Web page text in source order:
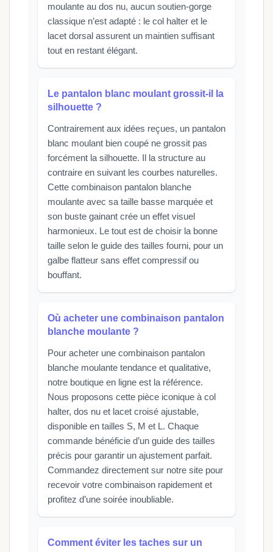
moulante au dos nu, aucun soutien-gorge
classique n’est adapté : le col halter et le
lacet dorsal assurent un maintien suffisant
tout en restant élégant.
Le pantalon blanc moulant grossit-il la
silhouette ?
Contrairement aux idées reçues, un pantalon
blanc moulant bien coupé ne grossit pas
forcément la silhouette. Il la structure au
contraire en suivant les courbes naturelles.
Cette combinaison pantalon blanche
moulante avec sa taille basse marquée et
son buste gainant crée un effet visuel
harmonieux. Le tout est de choisir la bonne
taille selon le guide des tailles fourni, pour un
galbe flatteur sans effet compressif ou
bouffant.
Où acheter une combinaison pantalon
blanche moulante ?
Pour acheter une combinaison pantalon
blanche moulante tendance et qualitative,
notre boutique en ligne est la référence.
Nous proposons cette pièce iconique à col
halter, dos nu et lacet croisé ajustable,
disponible en tailles S, M et L. Chaque
commande bénéficie d’un guide des tailles
précis pour garantir un ajustement parfait.
Commandez directement sur notre site pour
recevoir votre combinaison rapidement et
profitez d’une soirée inoubliable.
Comment éviter les taches sur un